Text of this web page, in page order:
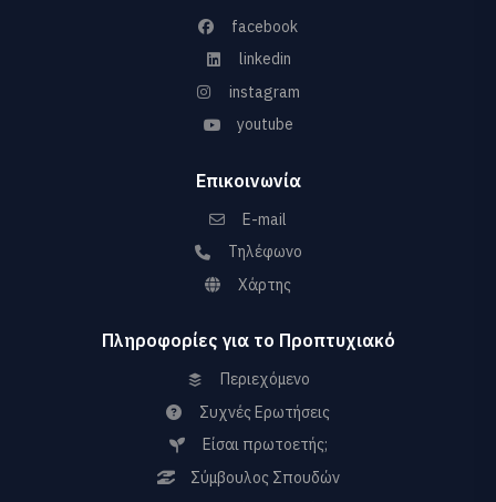
facebook
linkedin
instagram
youtube
Επικοινωνία
E-mail
Τηλέφωνο
Χάρτης
Πληροφορίες για το Προπτυχιακό
Περιεχόμενο
Συχνές Ερωτήσεις
Είσαι πρωτοετής;
Σύμβουλος Σπουδών